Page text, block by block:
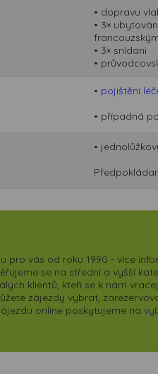
• dopravu
• 3×
• 3× snídani
•
• pojištění
• případná
•
pro vás od roku 1990 - více
se na střední a vyšší
klientů, kteří se k nám
zájezdy vybrat,
online poskytujeme na